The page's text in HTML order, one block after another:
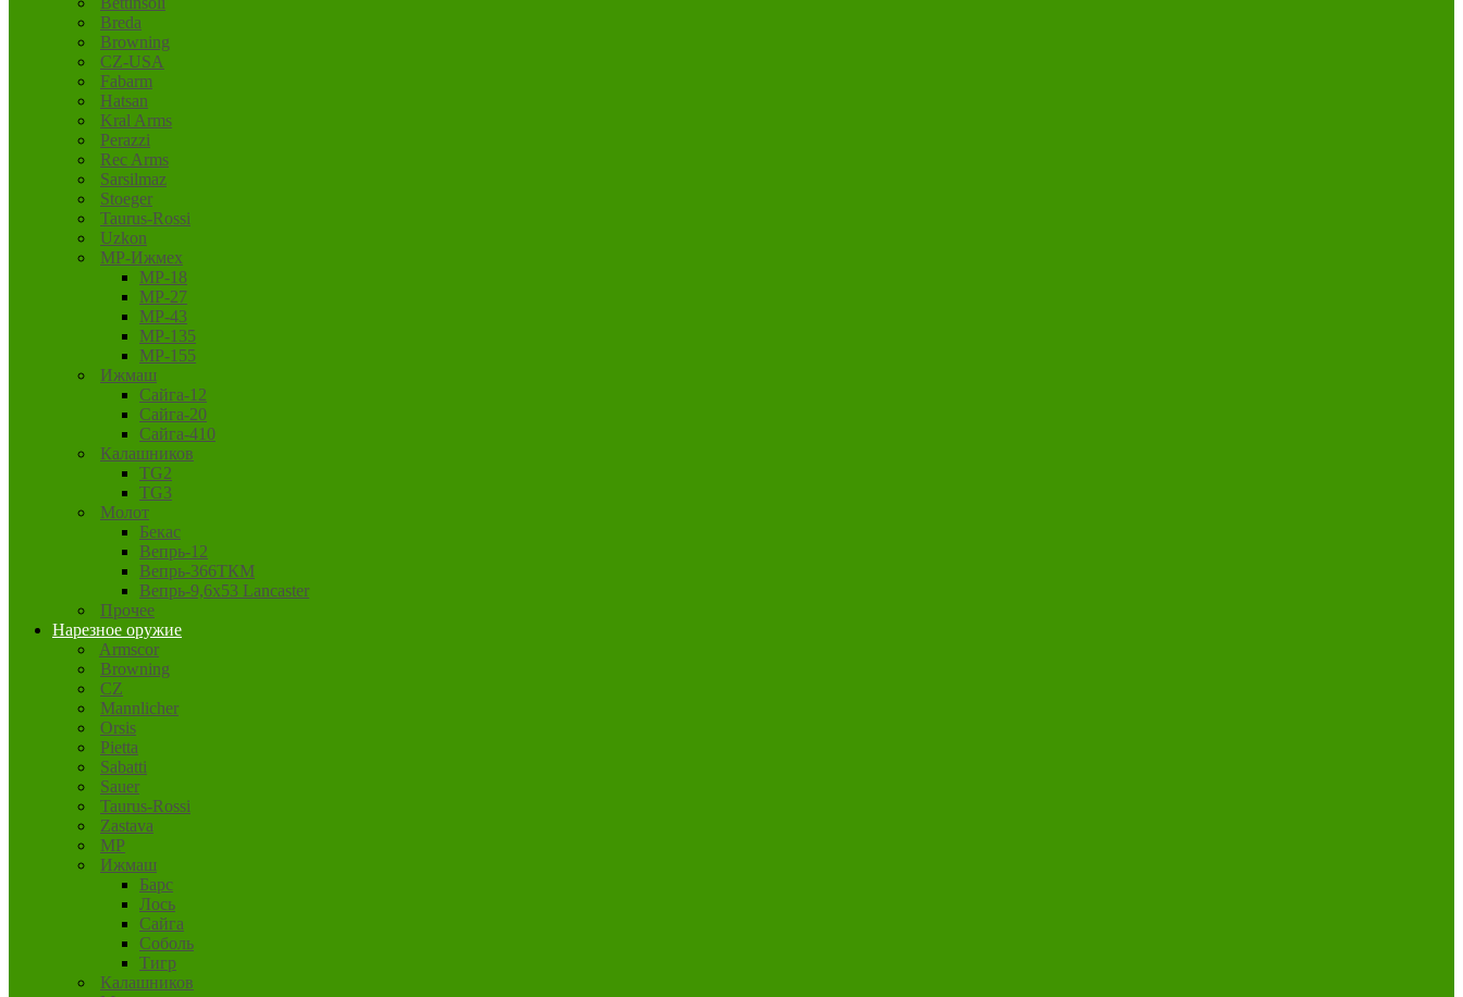
Breda
Browning
CZ-USA
Fabarm
Hatsan
Kral Arms
Perazzi
Rec Arms
Sarsilmaz
Stoeger
Taurus-Rossi
Uzkon
MP-Ижмех
MP-18
MP-27
MP-43
MP-135
MP-155
Ижмаш
Сайга-12
Сайга-20
Сайга-410
Калашников
TG2
TG3
Молот
Бекас
Вепрь-12
Вепрь-366ТКМ
Вепрь-9,6х53 Lancaster
Прочее
Нарезное оружие
Armscor
Browning
CZ
Mannlicher
Orsis
Pietta
Sabatti
Sauer
Taurus-Rossi
Zastava
MP
Ижмаш
Барс
Лось
Сайга
Соболь
Тигр
Калашников